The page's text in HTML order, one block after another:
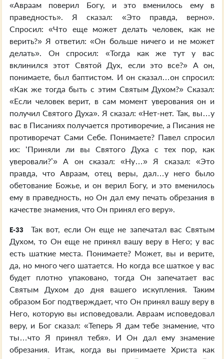
«Авраам поверил Богу, и это вменилось ему в
праведность». Я сказал: «Это правда, верно».
Спросил: «Что еще может делать человек, как не
верить?» Я ответил: «Он больше ничего и не может
делать». Он спросил: «Тогда как же тут у вас
вклинился этот Святой Дух, если это все?» А он,
понимаете, был баптистом. И он сказал…он спросил:
«Как же тогда быть с этим Святым Духом?» Сказал:
«Если человек верит, в сам момент уверования он и
получил Святого Духа». Я сказал: «Нет-нет. Так, вы…у
вас в Писаниях получается противоречие, а Писания не
противоречат Сами Себе. Понимаете? Павел спросил
их: ‘Приняли ли вы Святого Духа с тех пор, как
уверовали?’» А он сказал: «Ну…» Я сказал: «Это
правда, что Авраам, отец веры, дал…у него было
обетование Божье, и он верил Богу, и это вменилось
ему в праведность, но Он дал ему печать обрезания в
качестве знамения, что Он принял его веру».
E-33
Так вот, если Он еще не запечатал вас Святым
Духом, то Он еще не принял вашу веру в Него; у вас
есть шаткие места. Понимаете? Может, вы и верите,
да, но много чего шатается. Но когда все шаткое у вас
будет плотно упаковано, тогда Он запечатает вас
Святым Духом до дня вашего искупления. Таким
образом Бог подтверждает, что Он принял вашу веру в
Него, которую вы исповедовали. Авраам исповедовал
веру, и Бог сказал: «Теперь Я дам тебе знамение, что
ты…что Я принял тебя». И Он дал ему знамение
обрезания. Итак, когда вы принимаете Христа как